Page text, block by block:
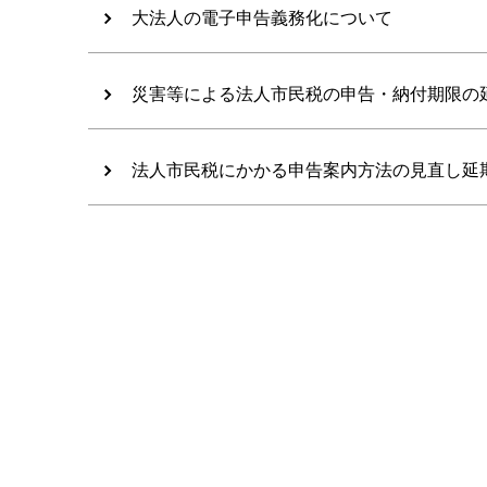
大法人の電子申告義務化について
災害等による法人市民税の申告・納付期限の
法人市民税にかかる申告案内方法の見直し延